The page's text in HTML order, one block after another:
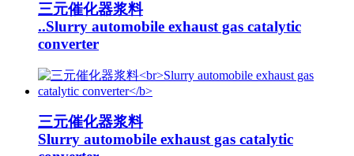
三元催化器浆料
..Slurry automobile exhaust gas catalytic
converter
三元催化器浆料
Slurry automobile exhaust gas catalytic